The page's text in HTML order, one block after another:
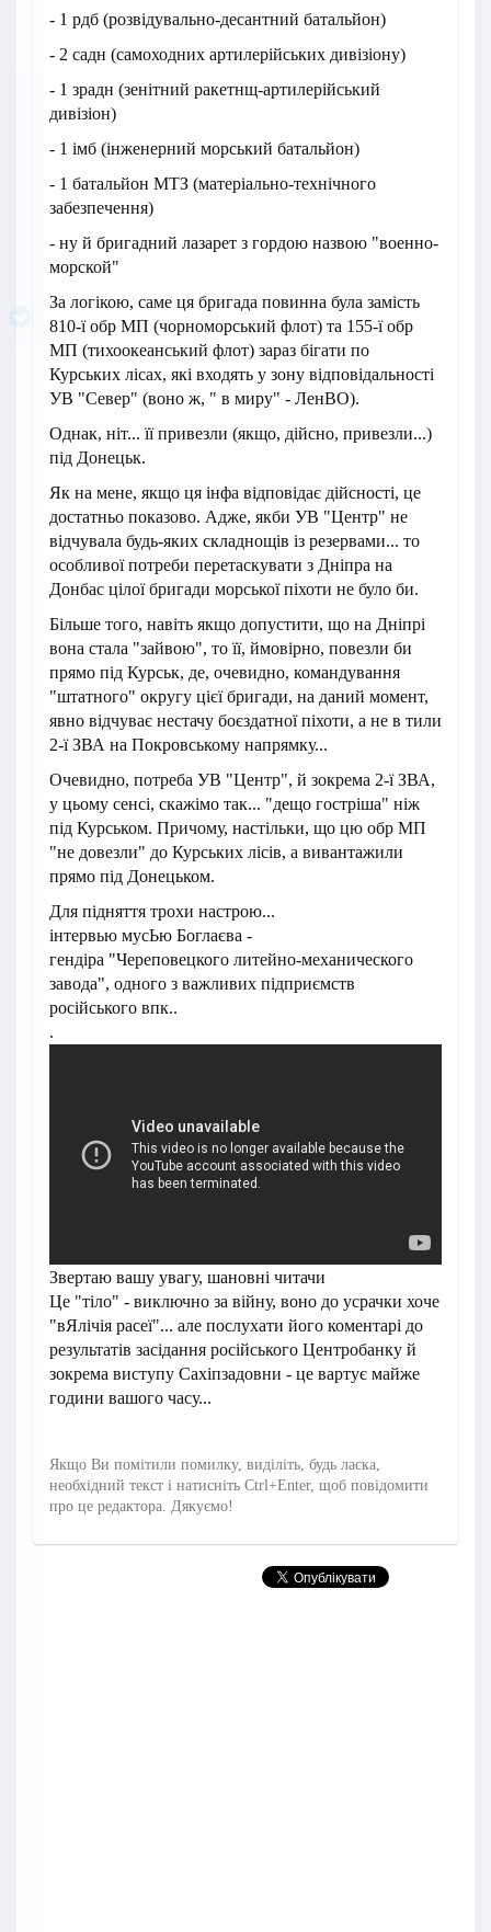
- 1 рдб (розвідувально-десантний батальйон)
- 2 садн (самоходних артилерійських дивізіону)
- 1 зрадн (зенітний ракетнщ-артилерійський
дивізіон)
- 1 імб (інженерний морський батальйон)
- 1 батальйон МТЗ (матеріально-технічного
забезпечення)
- ну й бригадний лазарет з гордою назвою "военно-
морской"
За логікою, саме ця бригада повинна була замість
810-ї обр МП (чорноморський флот) та 155-ї обр
МП (тихоокеанський флот) зараз бігати по
Курських лісах, які входять у зону відповідальності
УВ "Север" (воно ж, " в миру" - ЛенВО).
Однак, ніт... її привезли (якщо, дійсно, привезли...)
під Донецьк.
Як на мене, якщо ця інфа відповідає дійсності, це
достатньо показово. Адже, якби УВ "Центр" не
відчувала будь-яких складнощів із резервами... то
особливої потреби перетаскувати з Дніпра на
Донбас цілої бригади морської піхоти не було би.
Більше того, навіть якщо допустити, що на Дніпрі
вона стала "зайвою", то її, ймовірно, повезли би
прямо під Курськ, де, очевидно, командування
"штатного" округу цієї бригади, на даний момент,
явно відчуває нестачу боєздатної піхоти, а не в тили
2-ї ЗВА на Покровському напрямку...
Очевидно, потреба УВ "Центр", й зокрема 2-ї ЗВА,
у цьому сенсі, скажімо так... "дещо гостріша" ніж
під Курськом. Причому, настільки, що цю обр МП
"не довезли" до Курських лісів, а вивантажили
прямо під Донецьком.
Для підняття трохи настрою...
інтервью мусЬю Боглаєва -
гендіра "Череповецкого литейно-механического
завода", одного з важливих підприємств
російського впк..
.
Звертаю вашу увагу, шановні читачи
Це "тіло" - виключно за війну, воно до усрачки хоче
"вЯлічія расеї"... але послухати його коментарі до
результатів засідання російського Центробанку й
зокрема виступу Сахіпзадовни - це вартує майже
години вашого часу...
Якщо Ви помітили помилку, виділіть, будь ласка,
необхідний текст і натисніть Ctrl+Enter, щоб повідомити
про це редактора. Дякуємо!